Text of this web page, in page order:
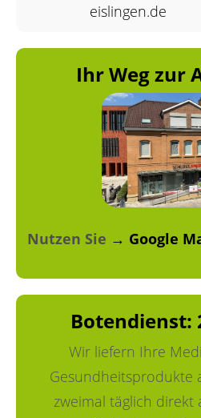
eislingen.de
Ihr Weg zur
Nutzen Sie → Google
Botendienst:
Wir liefern Ihre
Gesundheitsprodukte
zweimal täglich direkt